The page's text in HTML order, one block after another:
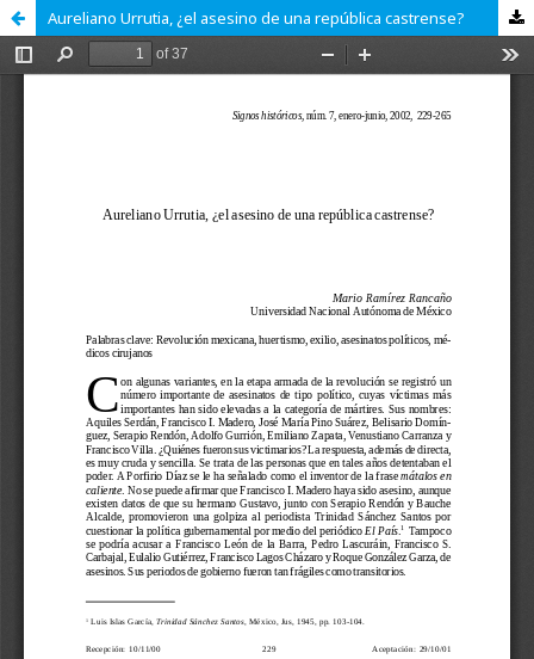
Aureliano Urrutia, ¿el asesino de una república castrense?